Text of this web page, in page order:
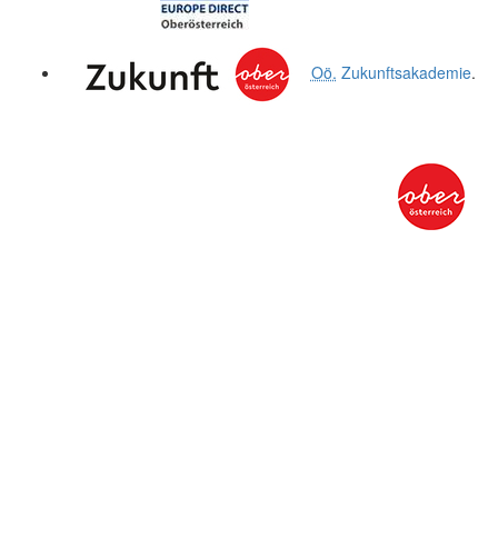
Oö. Zukunftsakademie.